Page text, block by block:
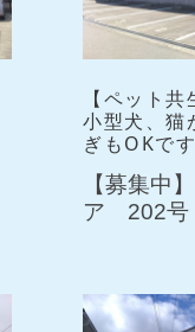
【ペット
小型犬、猫
ぎもOKです
【募集中
ア 202号